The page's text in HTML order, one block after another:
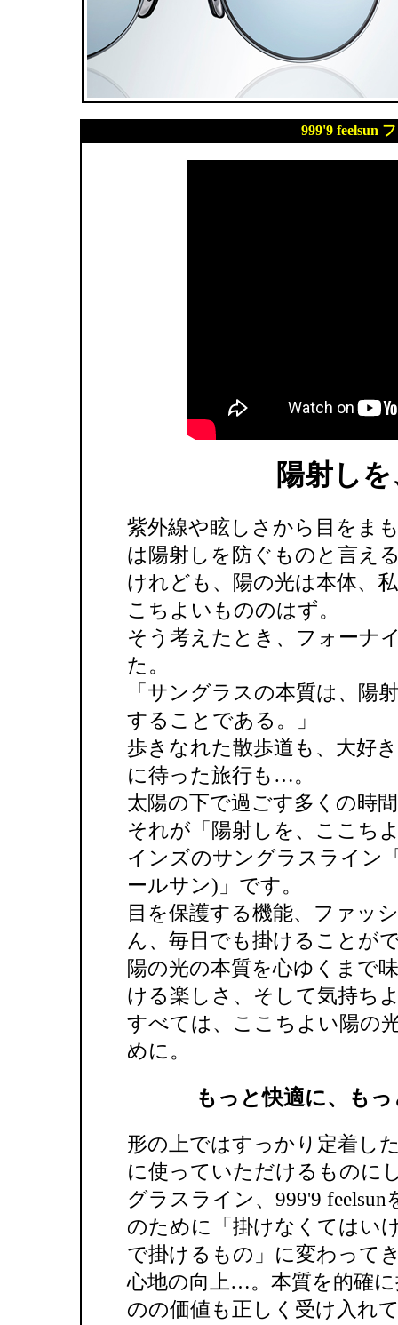
999'9 feelsun
陽射し
紫外線や眩しさから目をま
は陽射しを防ぐものと言え
けれども、陽の光は本体、
こちよいもののはず。
そう考えたとき、フォーナ
た。
「サングラスの本質は、陽
することである。」
歩きなれた散歩道も、大好
に待った旅行も…。
太陽の下で過ごす多くの時
それが「陽射しを、ここち
インズのサングラスライン
ールサン)」です。
目を保護する機能、ファッ
ん、毎日でも掛けることが
陽の光の本質を心ゆくまで
ける楽しさ、そして気持ち
すべては、ここちよい陽の
めに。
もっと快適に、も
形の上ではすっかり定着し
に使っていただけるものに
グラスライン、999'9
のために「掛けなくてはい
で掛けるもの」に変わって
心地の向上…。本質を的確
のの価値も正しく受け入れ